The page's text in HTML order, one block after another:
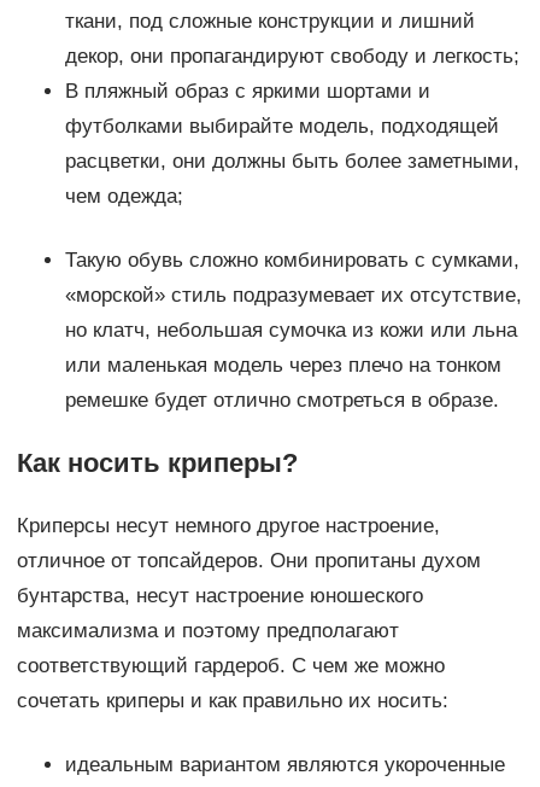
ткани, под сложные конструкции и лишний
декор, они пропагандируют свободу и легкость;
В пляжный образ с яркими шортами и
футболками выбирайте модель, подходящей
расцветки, они должны быть более заметными,
чем одежда;
Такую обувь сложно комбинировать с сумками,
«морской» стиль подразумевает их отсутствие,
но клатч, небольшая сумочка из кожи или льна
или маленькая модель через плечо на тонком
ремешке будет отлично смотреться в образе.
Как носить криперы?
Криперсы несут немного другое настроение,
отличное от топсайдеров. Они пропитаны духом
бунтарства, несут настроение юношеского
максимализма и поэтому предполагают
соответствующий гардероб. С чем же можно
сочетать криперы и как правильно их носить:
идеальным вариантом являются укороченные